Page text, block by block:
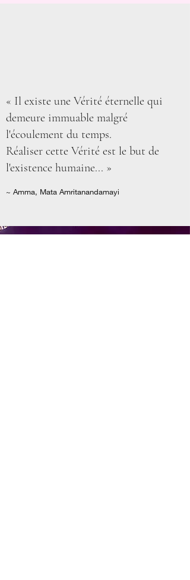
« Il existe une Vérité éternelle qui
demeure immuable malgré
l'écoulement du temps.
Réaliser cette Vérité est le but de
l'existence humaine... »
~ Amma, Mata Amritanandamayi